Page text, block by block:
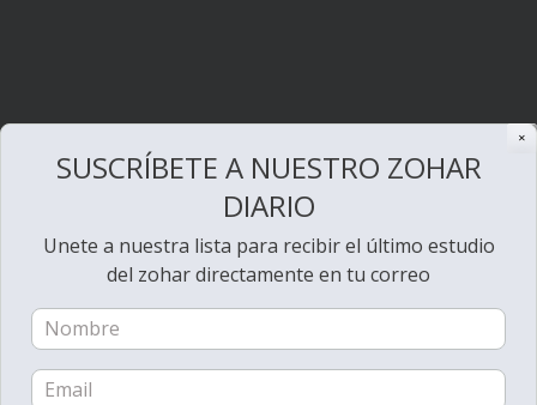
✕
SUSCRÍBETE A NUESTRO ZOHAR
DIARIO
Unete a nuestra lista para recibir el último estudio
del zohar directamente en tu correo